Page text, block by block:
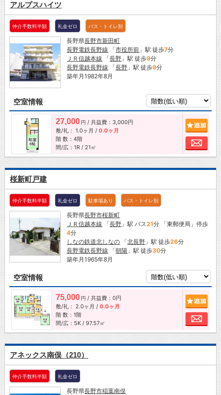
アルプスハイツ
仲介手数料半額 礼金ゼロ バス・トイレ別
長野県長野市新田町
長野電鉄長野線 「市役所前 」駅 徒歩7分
ＪＲ信越本線 「長野 」駅 徒歩9分
長野電鉄長野線 「長野 」駅 徒歩9分
築年月1982年8月
空室情報
27,000 円 / 共益費：3,000円
敷/礼： 1.0ヶ月 / 0.0ヶ月
階 数：4階
間/広：1R / 21㎡
お
桜新町戸建
仲介手数料半額 礼金ゼロ 駐車場あり バス・トイレ別
長野県長野市桜新町
ＪＲ信越本線 「長野 」駅 バス21分 「東郵便局」停歩
4分
しなの鉄道北しなの 「北長野 」駅 徒歩26分
長野電鉄長野線 「朝陽 」駅 徒歩30分
築年月1965年8月
空室情報
75,000 円 / 共益費：0円
敷/礼： 2.0ヶ月 / 0.0ヶ月
階 数：1階
間/広：5K / 97.57㎡
お
アネックス南俣（210）
仲介手数料半額 礼金ゼロ
長野県長野市稲葉南俣